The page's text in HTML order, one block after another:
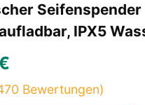
Seifenspender
IPX5
Bewertungen)